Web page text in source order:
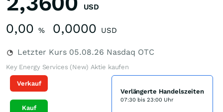
USD
0,00 % 0,0000 USD
Letzter Kurs 05.08.26 Nasdaq OTC
Key Energy Services (New) Aktie kaufen
Verkauf
Kauf
Verlängerte Handelszeiten
07:30 bis 23:00 Uhr